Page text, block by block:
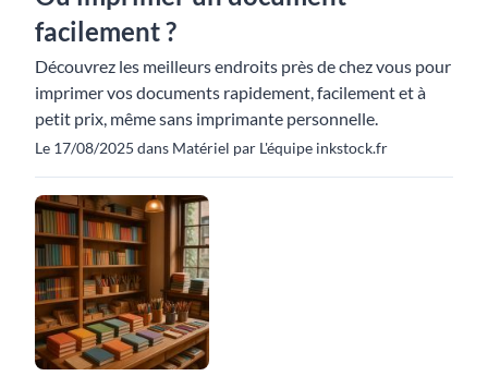
facilement ?
Découvrez les meilleurs endroits près de chez vous pour
imprimer vos documents rapidement, facilement et à
petit prix, même sans imprimante personnelle.
Le 17/08/2025 dans Matériel par L'équipe inkstock.fr